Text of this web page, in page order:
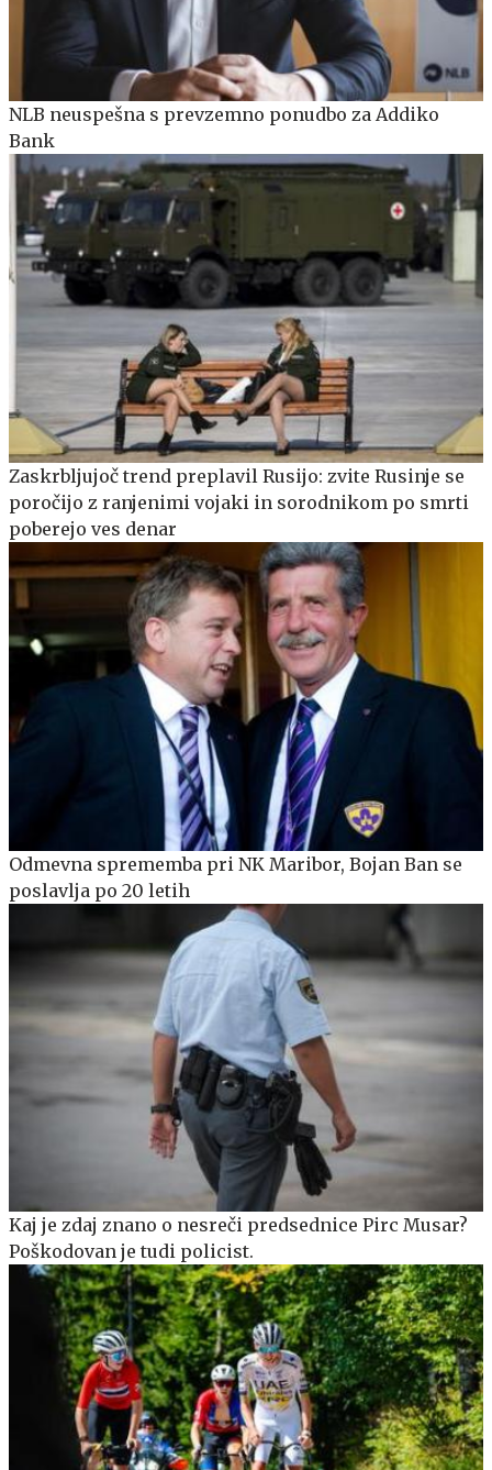
NLB neuspešna s prevzemno ponudbo za Addiko
Bank
Zaskrbljujoč trend preplavil Rusijo: zvite Rusinje se
poročijo z ranjenimi vojaki in sorodnikom po smrti
poberejo ves denar
Odmevna sprememba pri NK Maribor, Bojan Ban se
poslavlja po 20 letih
Kaj je zdaj znano o nesreči predsednice Pirc Musar?
Poškodovan je tudi policist.